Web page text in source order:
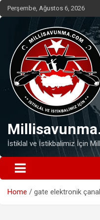
Skip
to
Perşembe, Ağustos 6, 2026
İstiklal ve İstikbalimiz İçin
Home gate elektronik